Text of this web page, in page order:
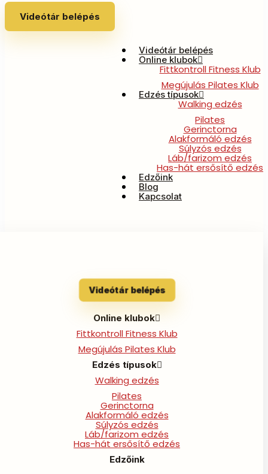
Videótár belépés
Videótár belépés
Online klubok
Fittkontroll Fitness Klub
Megújulás Pilates Klub
Edzés típusok
Walking edzés
Pilates
Gerinctorna
Alakformáló edzés
Súlyzós edzés
Láb/farizom edzés
Has-hát ersősítő edzés
Edzőink
Blog
Kapcsolat
Videótár belépés
Online klubok
Fittkontroll Fitness Klub
Megújulás Pilates Klub
Edzés típusok
Walking edzés
Pilates
Gerinctorna
Alakformáló edzés
Súlyzós edzés
Láb/farizom edzés
Has-hát ersősítő edzés
Edzőink
Előző Bejegyzés
Következő Bejegyzés→
Otthoni edzések, támogató közösség és
követhető programok, hogy magabiztosabban
érezd magad a testedben.
Navigáció